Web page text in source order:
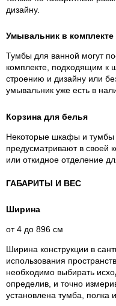
дизайну.
Умывальник в комплекте
Тумбы для ванной могут
комплекте, подходящим к
строению и дизайну или
умывальник уже есть в
Корзина для белья
Некоторые шкафы и тумбы
предусматривают в своей
или откидное отделение
ГАБАРИТЫ И ВЕС
Ширина
от 4 до 896 см
Ширина конструкции в
использования
необходимо выбирать
определив, и точно
установлена тумба, полка